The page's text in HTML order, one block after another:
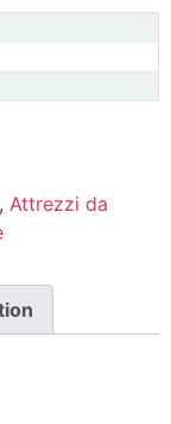
, Attrezzi da